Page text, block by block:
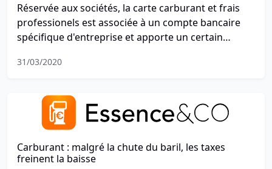
Réservée aux sociétés, la carte carburant et frais
professionels est associée à un compte bancaire
spécifique d'entreprise et apporte un certain
Participez au sondage ! Durée : 45 secondes.
31/03/2020
Carburant : malgré la chute du baril, les taxes
freinent la baisse